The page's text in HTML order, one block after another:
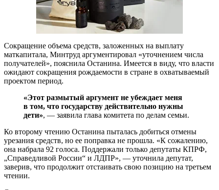
Сокращение объема средств, заложенных на выплату
маткапитала, Минтруд аргументировал «уточнением числа
получателей», пояснила Останина. Имеется в виду, что власти
ожидают сокращения рождаемости в стране в охватываемый
проектом период.
«Этот размытый аргумент не убеждает меня
в том, что государству действительно нужны
дети», — заявила глава комитета по делам семьи.
Ко второму чтению Останина пыталась добиться отмены
урезания средств, но ее поправка не прошла. «К сожалению,
она набрала 92 голоса. Поддержали только депутаты КПРФ,
„Справедливой России“ и ЛДПР», — уточнила депутат,
заверив, что продолжит отстаивать свою позицию на третьем
чтении.